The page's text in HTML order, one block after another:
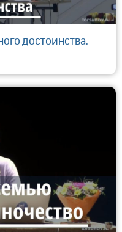
достоинства.